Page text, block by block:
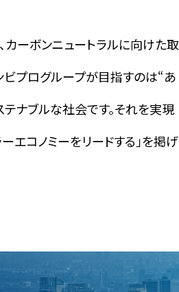
ーボンニュートラルに向けた取
ビプログループが目指すのは“あ
ナブルな社会です。それを実現
エコノミーをリードする」を掲げ